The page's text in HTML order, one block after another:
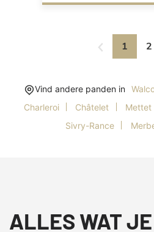
1 2
Vind andere panden in
Charleroi
Châtelet Mettet
Sivry-Rance
ALLES WAT